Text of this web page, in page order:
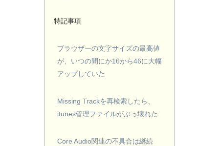
特記事項
ブラウザーの文字サイズの最高値
が、いつの間にか16から46に大幅
アップしていた
Missing Trackを再検索したら、
itunes管理ファイルがぶっ壊れた
Core Audio関連の不具合は継続